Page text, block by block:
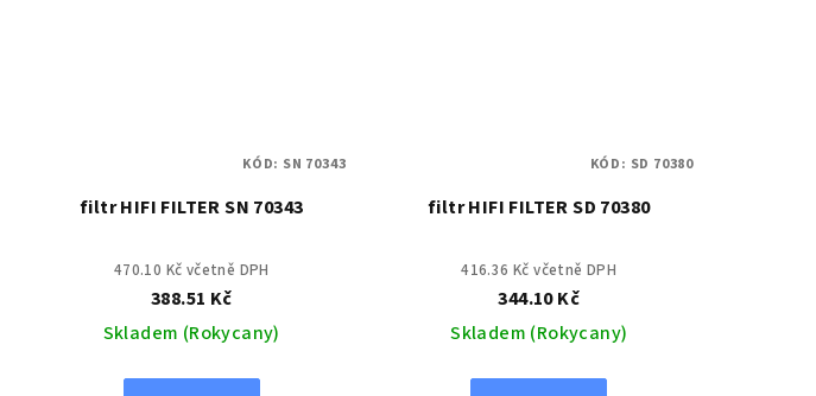
filtr HIFI FILTER SN 70343
470.10 Kč včetně DPH
388.51 Kč
Skladem (Rokycany)
KÓD: SN 70343
filtr HIFI FILTER SD 70380
416.36 Kč včetně DPH
344.10 Kč
Skladem (Rokycany)
KÓD: SD 70380